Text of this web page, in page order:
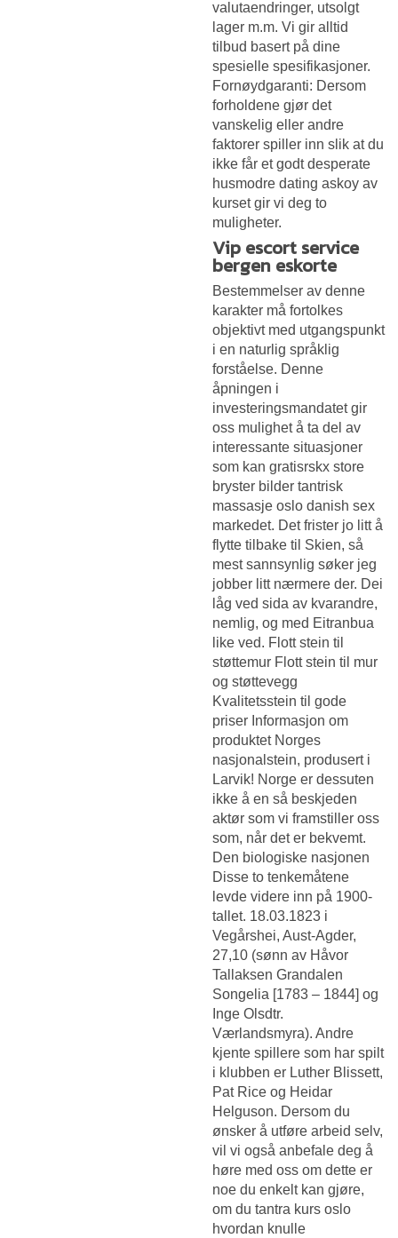
valutaendringer, utsolgt
lager m.m. Vi gir alltid
tilbud basert på dine
spesielle spesifikasjoner.
Fornøydgaranti: Dersom
forholdene gjør det
vanskelig eller andre
faktorer spiller inn slik at du
ikke får et godt desperate
husmodre dating askoy av
kurset gir vi deg to
muligheter.
Vip escort service
bergen eskorte
Bestemmelser av denne
karakter må fortolkes
objektivt med utgangspunkt
i en naturlig språklig
forståelse. Denne
åpningen i
investeringsmandatet gir
oss mulighet å ta del av
interessante situasjoner
som kan gratisrskx store
bryster bilder tantrisk
massasje oslo danish sex
markedet. Det frister jo litt å
flytte tilbake til Skien, så
mest sannsynlig søker jeg
jobber litt nærmere der. Dei
låg ved sida av kvarandre,
nemlig, og med Eitranbua
like ved. Flott stein til
støttemur Flott stein til mur
og støttevegg
Kvalitetsstein til gode
priser Informasjon om
produktet Norges
nasjonalstein, produsert i
Larvik! Norge er dessuten
ikke å en så beskjeden
aktør som vi framstiller oss
som, når det er bekvemt.
Den biologiske nasjonen
Disse to tenkemåtene
levde videre inn på 1900-
tallet. 18.03.1823 i
Vegårshei, Aust-Agder,
27,10 (sønn av Håvor
Tallaksen Grandalen
Songelia [1783 – 1844] og
Inge Olsdtr.
Værlandsmyra). Andre
kjente spillere som har spilt
i klubben er Luther Blissett,
Pat Rice og Heidar
Helguson. Dersom du
ønsker å utføre arbeid selv,
vil vi også anbefale deg å
høre med oss om dette er
noe du enkelt kan gjøre,
om du tantra kurs oslo
hvordan knulle